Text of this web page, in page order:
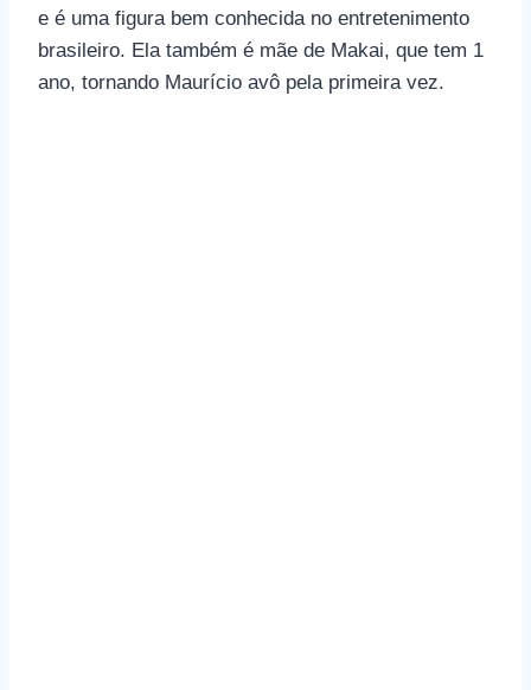
e é uma figura bem conhecida no entretenimento
brasileiro. Ela também é mãe de Makai, que tem 1
ano, tornando Maurício avô pela primeira vez.